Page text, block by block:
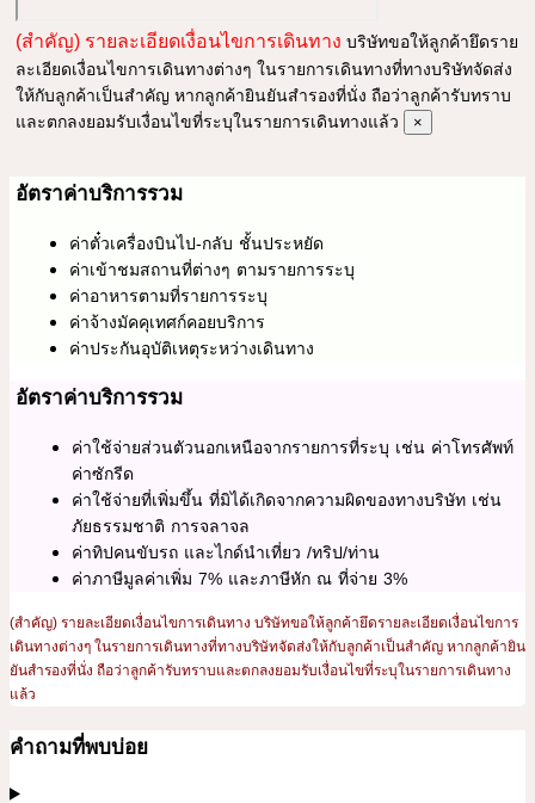
(สำคัญ) รายละเอียดเงื่อนไขการเดินทาง บริษัทขอให้ลูกค้ายึดราย
ละเอียดเงื่อนไขการเดินทางต่างๆ ในรายการเดินทางที่ทางบริษัทจัดส่ง
ให้กับลูกค้าเป็นสำคัญ หากลูกค้ายินยันสำรองที่นั่ง ถือว่าลูกค้ารับทราบ
และตกลงยอมรับเงื่อนไขที่ระบุในรายการเดินทางแล้ว
×
อัตราค่าบริการรวม
ค่าตั๋วเครื่องบินไป-กลับ ชั้นประหยัด
ค่าเข้าชมสถานที่ต่างๆ ตามรายการระบุ
ค่าอาหารตามที่รายการระบุ
ค่าจ้างมัคคุเทศก์คอยบริการ
ค่าประกันอุบัติเหตุระหว่างเดินทาง
อัตราค่าบริการรวม
ค่าใช้จ่ายส่วนตัวนอกเหนือจากรายการที่ระบุ เช่น ค่าโทรศัพท์
ค่าซักรีด
ค่าใช้จ่ายที่เพิ่มขึ้น ที่มิได้เกิดจากความผิดของทางบริษัท เช่น
ภัยธรรมชาติ การจลาจล
ค่าทิปคนขับรถ และไกด์นำเที่ยว /ทริป/ท่าน
ค่าภาษีมูลค่าเพิ่ม 7% และภาษีหัก ณ ที่จ่าย 3%
(สำคัญ) รายละเอียดเงื่อนไขการเดินทาง บริษัทขอให้ลูกค้ายึดรายละเอียดเงื่อนไขการ
เดินทางต่างๆ ในรายการเดินทางที่ทางบริษัทจัดส่งให้กับลูกค้าเป็นสำคัญ หากลูกค้ายิน
ยันสำรองที่นั่ง ถือว่าลูกค้ารับทราบและตกลงยอมรับเงื่อนไขที่ระบุในรายการเดินทาง
แล้ว
คำถามที่พบบ่อย